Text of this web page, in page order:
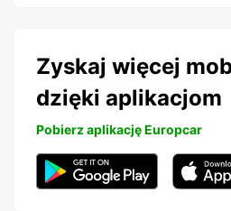
Zyskaj więcej
dzięki aplikacjom
Pobierz aplikację Europcar